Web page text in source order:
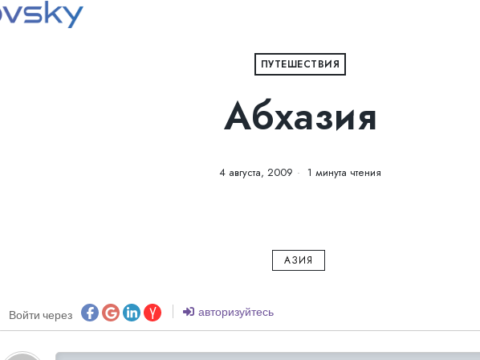
ПУТЕШЕСТВИЯ
Абхазия
4 августа, 2009 1 минута чтения
АЗИЯ
Войти через авторизуйтесь